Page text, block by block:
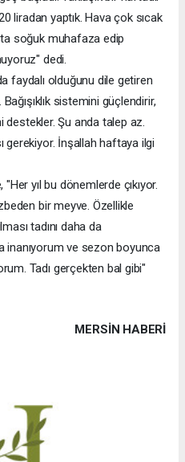
liradan yaptık. Hava çok sıcak
soğuk muhafaza edip
dedi.
faydalı olduğunu dile getiren
sistemini güçlendirir,
Şu anda talep az.
gerekiyor. İnşallah haftaya ilgi
yıl bu dönemlerde çıkıyor.
bir meyve. Özellikle
tadını daha da
inanıyorum ve sezon boyunca
Tadı gerçekten bal gibi"
MERSIN HABERİ